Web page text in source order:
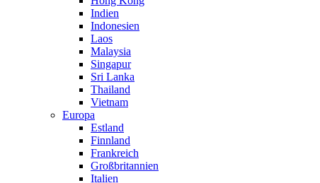
Indien
Indonesien
Laos
Malaysia
Singapur
Sri Lanka
Thailand
Vietnam
Europa
Estland
Finnland
Frankreich
Großbritannien
Italien